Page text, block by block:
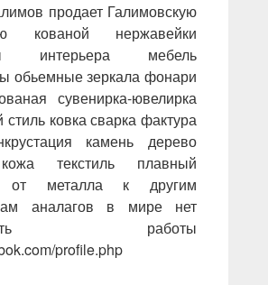
продает Галимовскую
кованой нержавейки
интерьера мебель
обьемные зеркала фонари
сувенирка-ювелирка
стиль ковка сварка фактура
камень дерево
текстиль плавный
от металла к другим
аналагов в мире нет
работы
profile.php